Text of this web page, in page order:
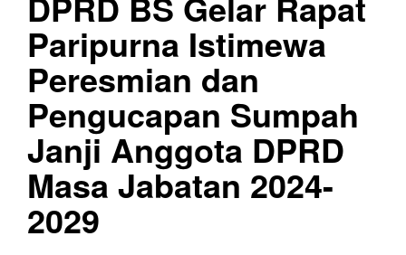
Paripurna Istimewa
Peresmian dan
Pengucapan Sumpah
Janji Anggota DPRD
Masa Jabatan 2024-
2029